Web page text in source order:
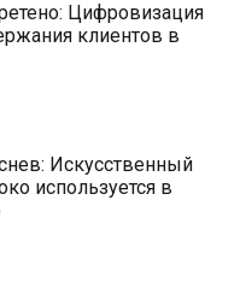
Цифровизация
клиентов в
Искусственный
используется в